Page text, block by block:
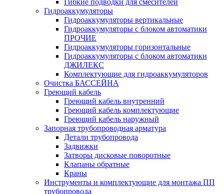
Гибкие подводки для смесителей
Гидроаккумуляторы
Гидроаккумуляторы вертикальные
Гидроаккумуляторы с блоком автоматики
ПРОЧИЕ
Гидроаккумуляторы горизонтальные
Гидроаккумуляторы с блоком автоматики
ДЖИЛЕКС
Комплектующие для гидроаккумуляторов
Очистка БАССЕЙНА
Греющий кабель
Греющий кабель внутренний
Греющий кабель комплектующие
Греющий кабель наружный
Запорная трубопроводная арматура
Детали трубопровода
Задвижки
Затворы дисковые поворотные
Клапаны обратные
Краны
Инструменты и комплектующие для монтажа ПП
трубопровода